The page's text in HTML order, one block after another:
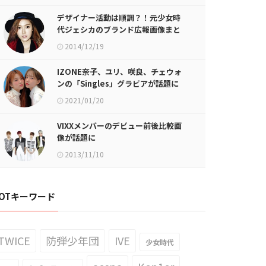
デザイナー活動は順調？！元少女時
代ジェシカのブランド広報画像まと
めが話題に
2014/12/19
IZONE奈子、ユリ、咲良、チェウォ
ンの「Singles」グラビアが話題に
2021/01/20
VIXXメンバーのデビュー前後比較画
像が話題に
2013/11/10
キーワード
防弾少年団 IVE 少女時代